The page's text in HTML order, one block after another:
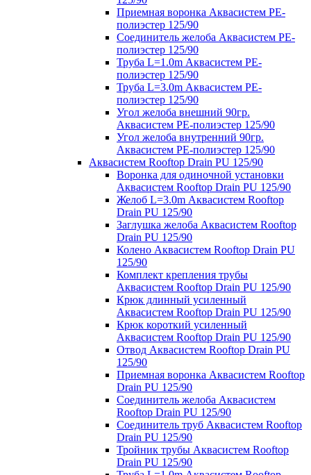
Приемная воронка Аквасистем PE-
полиэстер 125/90
Соединитель желоба Аквасистем PE-
полиэстер 125/90
Труба L=1.0m Аквасистем PE-
полиэстер 125/90
Труба L=3.0m Аквасистем PE-
полиэстер 125/90
Угол желоба внешний 90гр.
Аквасистем PE-полиэстер 125/90
Угол желоба внутренний 90гр.
Аквасистем PE-полиэстер 125/90
Аквасистем Rooftop Drain PU 125/90
Воронка для одиночной установки
Аквасистем Rooftop Drain PU 125/90
Желоб L=3.0m Аквасистем Rooftop
Drain PU 125/90
Заглушка желоба Аквасистем Rooftop
Drain PU 125/90
Колено Аквасистем Rooftop Drain PU
125/90
Комплект крепления трубы
Аквасистем Rooftop Drain PU 125/90
Крюк длинный усиленный
Аквасистем Rooftop Drain PU 125/90
Крюк короткий усиленный
Аквасистем Rooftop Drain PU 125/90
Отвод Аквасистем Rooftop Drain PU
125/90
Приемная воронка Аквасистем Rooftop
Drain PU 125/90
Соединитель желоба Аквасистем
Rooftop Drain PU 125/90
Соединитель труб Аквасистем Rooftop
Drain PU 125/90
Тройник трубы Аквасистем Rooftop
Drain PU 125/90